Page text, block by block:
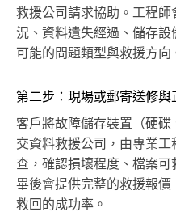
救援公司請求協助。工程
況、資料遺失經過、儲存
可能的問題類型與救援方向
第二步：現場或郵寄送修與
客戶將故障儲存裝置（硬
交資料救援公司，由專業
查，確認損壞程度、檔案
畢後會提供完整的救援報
救回的成功率。